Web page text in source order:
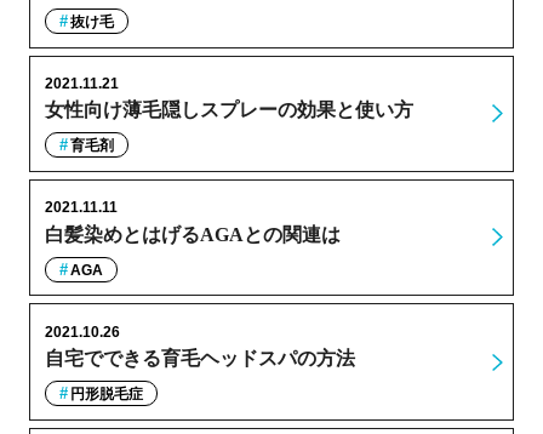
抜け毛
女性向け薄毛隠しスプレーの効果と使い方
2021.11.21
育毛剤
白髪染めとはげるAGAとの関連は
2021.11.11
AGA
自宅でできる育毛ヘッドスパの方法
2021.10.26
円形脱毛症